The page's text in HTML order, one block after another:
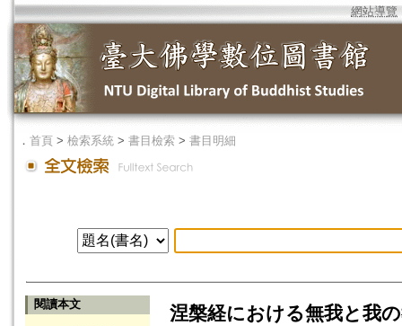
網站導覽
． 首頁 > 檢索系統 > 書目檢索 > 書目明細
閱讀本文
涅槃経における無我と我